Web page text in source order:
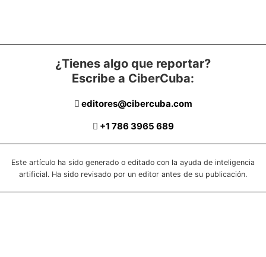
¿Tienes algo que reportar?
Escribe a CiberCuba:
editores@cibercuba.com
+1 786 3965 689
Este artículo ha sido generado o editado con la ayuda de inteligencia
artificial. Ha sido revisado por un editor antes de su publicación.